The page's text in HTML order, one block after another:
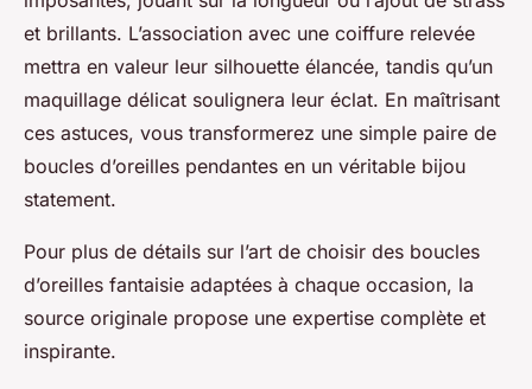
et brillants. L’association avec une coiffure relevée
mettra en valeur leur silhouette élancée, tandis qu’un
maquillage délicat soulignera leur éclat. En maîtrisant
ces astuces, vous transformerez une simple paire de
boucles d’oreilles pendantes en un véritable bijou
statement.
Pour plus de détails sur l’art de choisir des boucles
d’oreilles fantaisie adaptées à chaque occasion, la
source originale propose une expertise complète et
inspirante.